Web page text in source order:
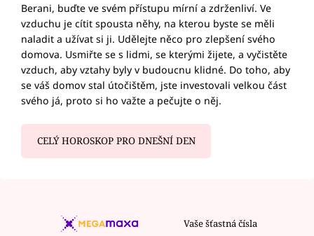
Berani, buďte ve svém přístupu mírní a zdrženliví. Ve
vzduchu je cítit spousta něhy, na kterou byste se měli
naladit a užívat si ji. Udělejte něco pro zlepšení svého
domova. Usmiřte se s lidmi, se kterými žijete, a vyčistěte
vzduch, aby vztahy byly v budoucnu klidné. Do toho, aby
se váš domov stal útočištěm, jste investovali velkou část
svého já, proto si ho važte a pečujte o něj.
CELÝ HOROSKOP PRO DNEŠNÍ DEN
Vaše šťastná čísla